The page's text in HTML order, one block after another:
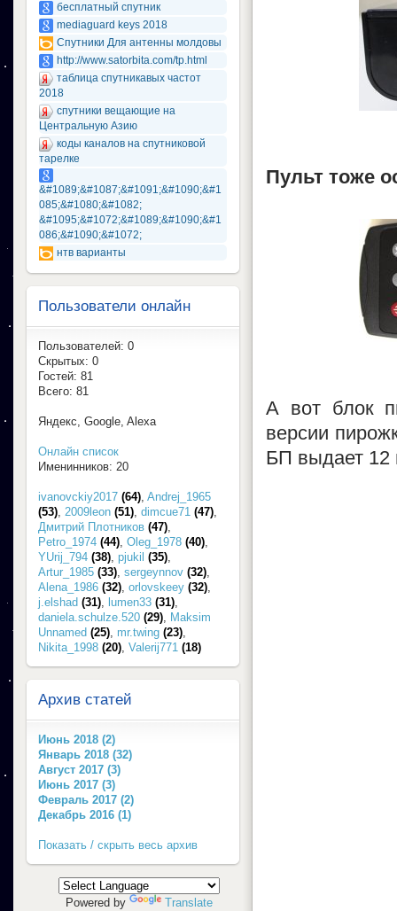
Пульт тоже
А вот блок
версии
БП выдает 12
бесплатный спутник
mediaguard keys 2018
Спутники Для антенны молдовы
http://www.satorbita.com/tp.html
таблица спутникавых частот
2018
спутники вещающие на
Центральную Азию
коды каналов на спутниковой
тарелке
&#1089;&#1087;&#1091;&#1090;&#1
085;&#1080;&#1082;
&#1095;&#1072;&#1089;&#1090;&#1
086;&#1090;&#1072;
нтв варианты
Пользователи онлайн
Пользователей: 0
Скрытых: 0
Гостей: 81
Всего: 81
Яндекс, Google, Alexa
Онлайн список
Именинников: 20
ivanovckiy2017 (64), Andrej_1965
(53), 2009leon (51), dimcue71 (47),
Дмитрий Плотников (47),
Petro_1974 (44), Oleg_1978 (40),
YUrij_794 (38), pjukil (35),
Artur_1985 (33), sergeynnov (32),
Alena_1986 (32), orlovskeey (32),
j.elshad (31), lumen33 (31),
daniela.schulze.520 (29), Maksim
Unnamed (25), mr.twing (23),
Nikita_1998 (20), Valerij771 (18)
Архив статей
Июнь 2018 (2)
Январь 2018 (32)
Август 2017 (3)
Июнь 2017 (3)
Февраль 2017 (2)
Декабрь 2016 (1)
Показать / скрыть весь архив
Powered by Translate